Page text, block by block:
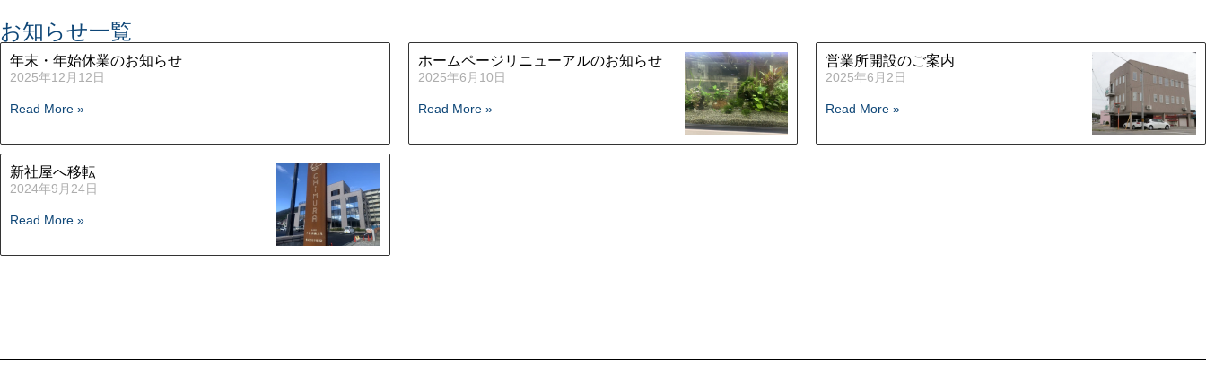
お知らせ一覧
年末・年始休業のお知らせ
2025年12月12日
Read More »
ホームページリニューアルのお知らせ
2025年6月10日
Read More »
営業所開設のご案内
2025年6月2日
Read More »
新社屋へ移転
2024年9月24日
Read More »